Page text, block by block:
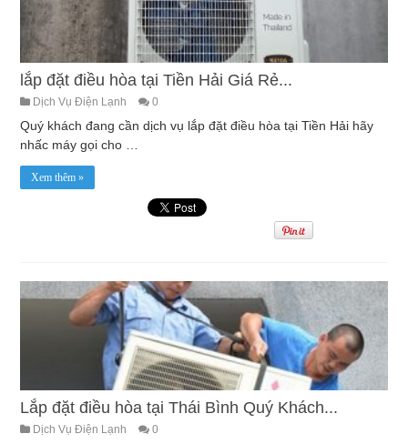
lắp đặt điều hòa tại Tiền Hải Giá Rẻ...
Dịch Vụ Điện Lạnh 0
Quý khách đang cần dịch vụ lắp đặt điều hòa tại Tiền Hải hãy
nhấc máy gọi cho …
Xem thêm »
Lắp đặt điều hòa tại Thái Bình Quý Khách...
Dịch Vụ Điện Lạnh 0